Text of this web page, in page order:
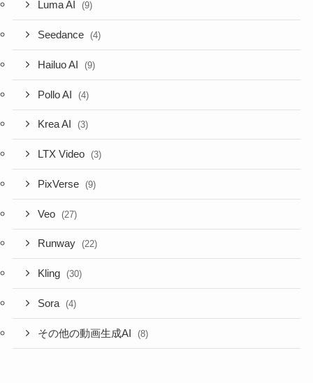
Luma AI (9)
Seedance (4)
Hailuo AI (9)
Pollo AI (4)
Krea AI (3)
LTX Video (3)
PixVerse (9)
Veo (27)
Runway (22)
Kling (30)
Sora (4)
その他の動画生成AI (8)